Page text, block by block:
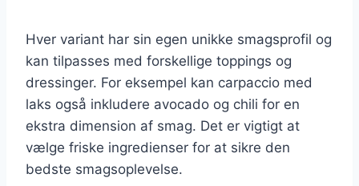
Hver variant har sin egen unikke smagsprofil og
kan tilpasses med forskellige toppings og
dressinger. For eksempel kan carpaccio med
laks også inkludere avocado og chili for en
ekstra dimension af smag. Det er vigtigt at
vælge friske ingredienser for at sikre den
bedste smagsoplevelse.